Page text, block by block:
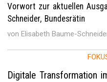
Vorwort zur aktuellen
Schneider, Bundesrätin
von Elisabeth Baume-
Digitale Transformation